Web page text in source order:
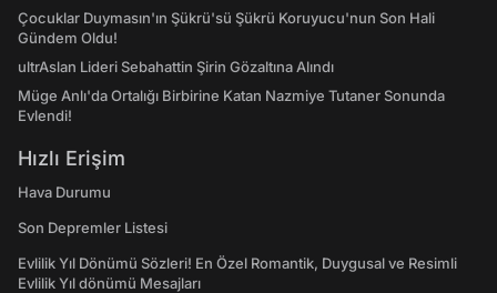
Çocuklar Duymasın'ın Şükrü'sü Şükrü Koruyucu'nun Son Hali
Gündem Oldu!
ultrAslan Lideri Sebahattin Şirin Gözaltına Alındı
Müge Anlı'da Ortalığı Birbirine Katan Nazmiye Tutaner Sonunda
Evlendi!
Hızlı Erişim
Hava Durumu
Son Depremler Listesi
Evlilik Yıl Dönümü Sözleri! En Özel Romantik, Duygusal ve Resimli
Evlilik Yıl dönümü Mesajları